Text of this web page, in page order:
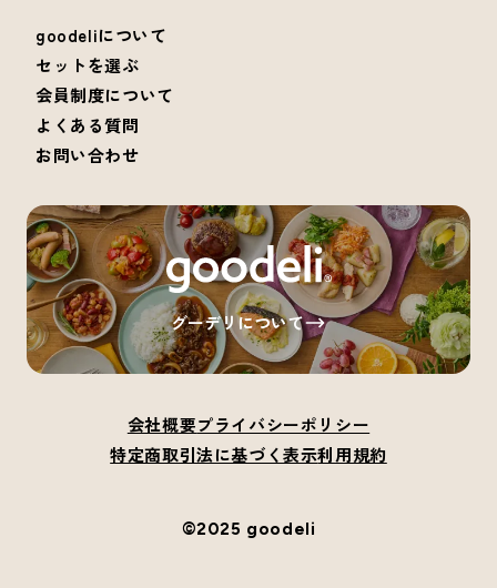
goodeliについて
セットを選ぶ
会員制度について
よくある質問
お問い合わせ
グーデリについて
会社概要プライバシーポリシー
特定商取引法に基づく表示利用規約
©2025 goodeli